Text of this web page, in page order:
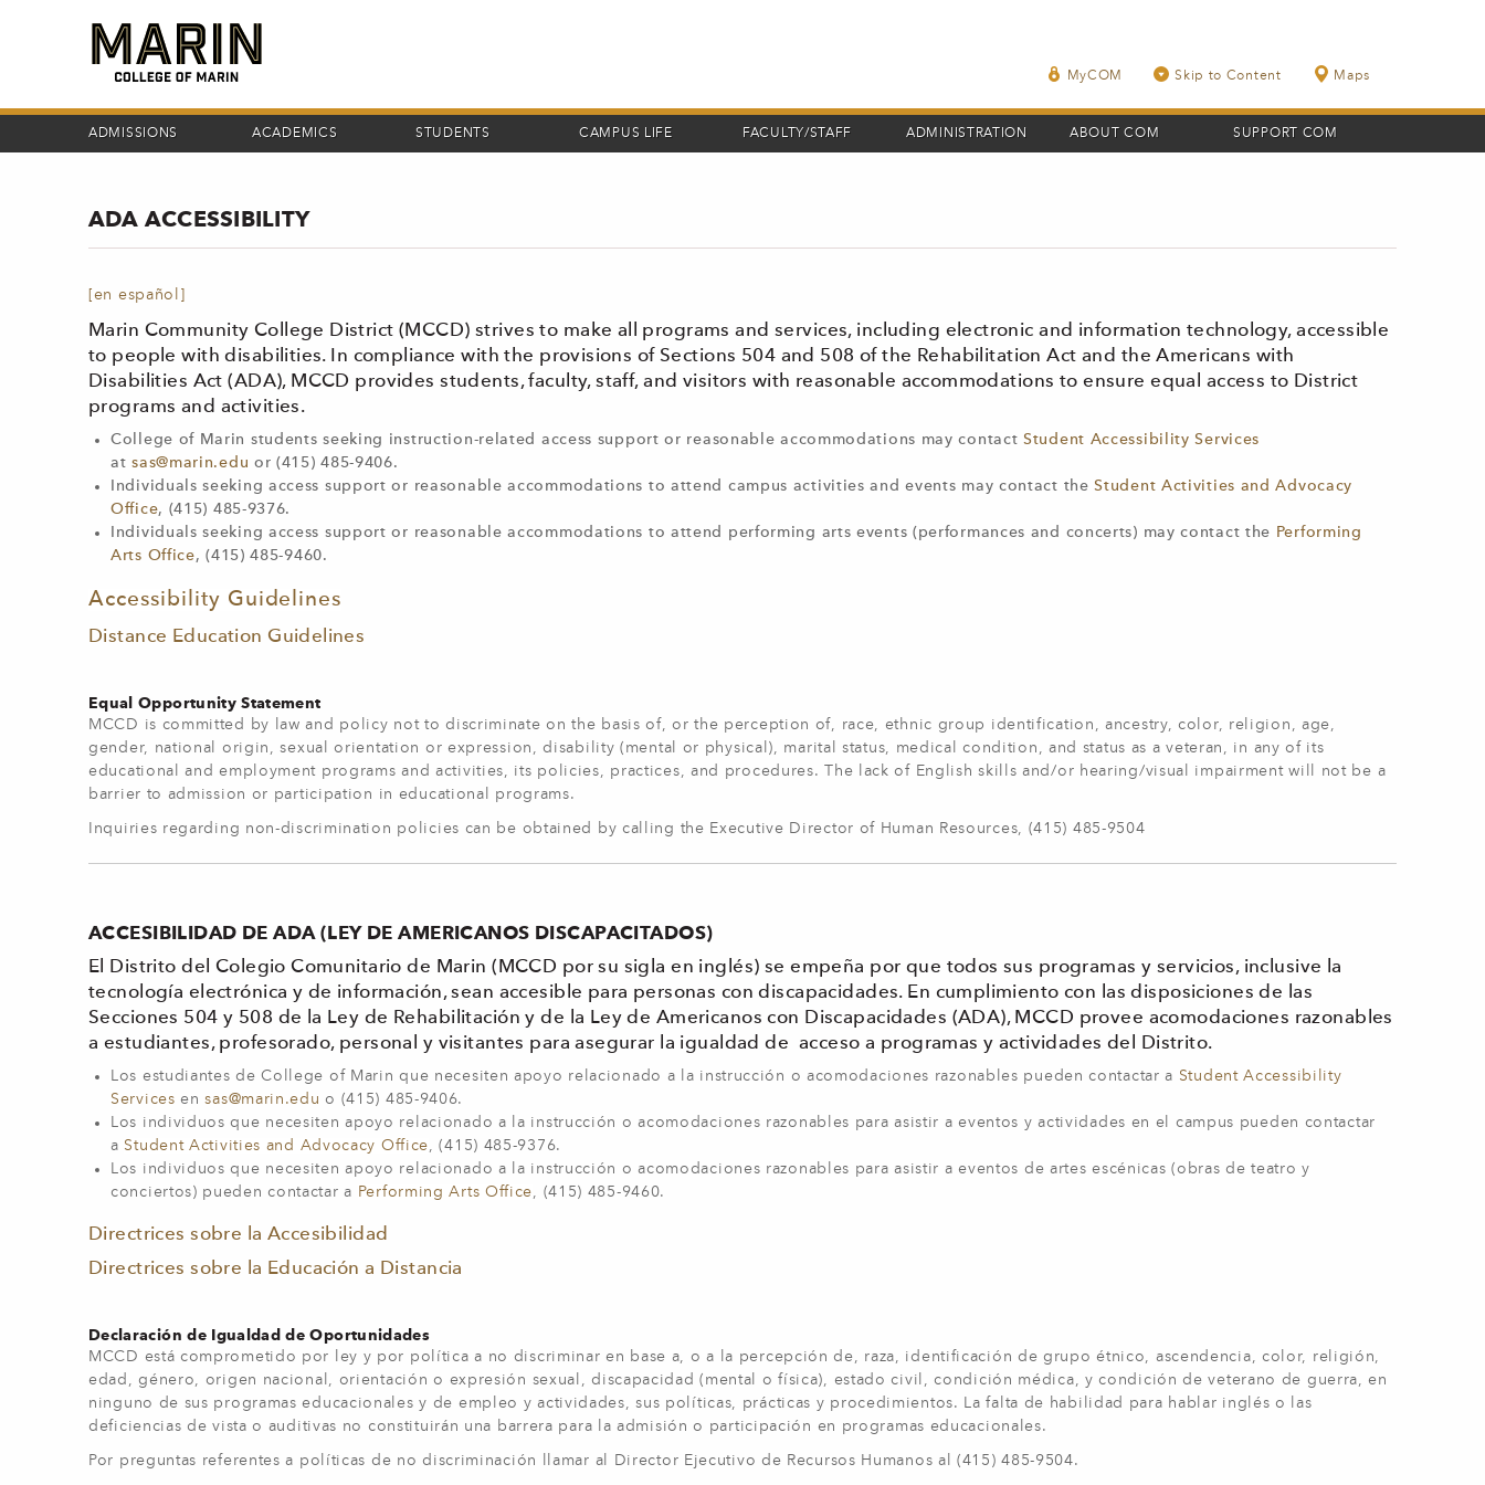
MyCOM Skip to Content Maps
ADMISSIONS ACADEMICS STUDENTS CAMPUS LIFE FACULTY/STAFF ADMINISTRATION ABOUT COM SUPPORT COM
ADA ACCESSIBILITY
[en español]
Marin Community College District (MCCD) strives to make all programs and services, including electronic and information technology, accessible
to people with disabilities. In compliance with the provisions of Sections 504 and 508 of the Rehabilitation Act and the Americans with
Disabilities Act (ADA), MCCD provides students, faculty, staff, and visitors with reasonable accommodations to ensure equal access to District
programs and activities.
College of Marin students seeking instruction-related access support or reasonable accommodations may contactStudent Accessibility Services
atsas@marin.edu or (415) 485-9406.
Individuals seeking access support or reasonable accommodations to attend campus activities and events may contact theStudent Activities and Advocacy
Office, (415) 485-9376.
Individuals seeking access support or reasonable accommodations to attend performing arts events (performances and concerts) may contact the Performing
Arts Office, (415) 485-9460.
Accessibility Guidelines
Distance Education Guidelines
Equal Opportunity Statement
MCCD is committed by law and policy not to discriminate on the basis of, or the perception of, race, ethnic group identification, ancestry, color, religion, age,
gender, national origin, sexual orientation or expression, disability (mental or physical), marital status, medical condition, and status as a veteran, in any of its
educational and employment programs and activities, its policies, practices, and procedures. The lack of English skills and/or hearing/visual impairment will not be a
barrier to admission or participation in educational programs.
Inquiries regarding non-discrimination policies can be obtained by calling the Executive Director of Human Resources, (415) 485-9504
ACCESIBILIDAD DE ADA (LEY DE AMERICANOS DISCAPACITADOS)
El Distrito del Colegio Comunitario de Marin (MCCD por su sigla en inglés) se empeña por que todos sus programas y servicios, inclusive la
tecnología electrónica y de información, sean accesible para personas con discapacidades. En cumplimiento con las disposiciones de las
Secciones 504 y 508 de la Ley de Rehabilitación y de la Ley de Americanos con Discapacidades (ADA), MCCD provee acomodaciones razonables
a estudiantes, profesorado, personal y visitantes para asegurar la igualdad de acceso a programas y actividades del Distrito.
Los estudiantes de College of Marin que necesiten apoyo relacionado a la instrucción o acomodaciones razonables pueden contactar a Student Accessibility
Services ensas@marin.edu o (415) 485-9406.
Los individuos que necesiten apoyo relacionado a la instrucción o acomodaciones razonables para asistir a eventos y actividades en el campus pueden contactar
a Student Activities and Advocacy Office, (415) 485-9376.
Los individuos que necesiten apoyo relacionado a la instrucción o acomodaciones razonables para asistir a eventos de artes escénicas (obras de teatro y
conciertos) pueden contactar a Performing Arts Office, (415) 485-9460.
Directrices sobre la Accesibilidad
Directrices sobre la Educación a Distancia
Declaración de Igualdad de Oportunidades
MCCD está comprometido por ley y por política a no discriminar en base a, o a la percepción de, raza, identificación de grupo étnico, ascendencia, color, religión,
edad, género, origen nacional, orientación o expresión sexual, discapacidad (mental o física), estado civil, condición médica, y condición de veterano de guerra, en
ninguno de sus programas educacionales y de empleo y actividades, sus políticas, prácticas y procedimientos. La falta de habilidad para hablar inglés o las
deficiencias de vista o auditivas no constituirán una barrera para la admisión o participación en programas educacionales.
Por preguntas referentes a políticas de no discriminación llamar al Director Ejecutivo de Recursos Humanos al (415) 485-9504.